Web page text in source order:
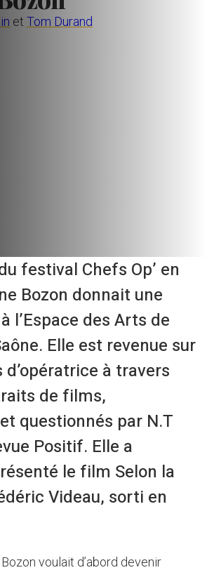
et Tom Durand
festival Chefs Op’ en
Bozon donnait une
l’Espace des Arts de
Elle est revenue sur
d’opératrice à travers
de films,
questionnés par N.T
Positif. Elle a
le film Selon la
Videau, sorti en
voulait d’abord devenir